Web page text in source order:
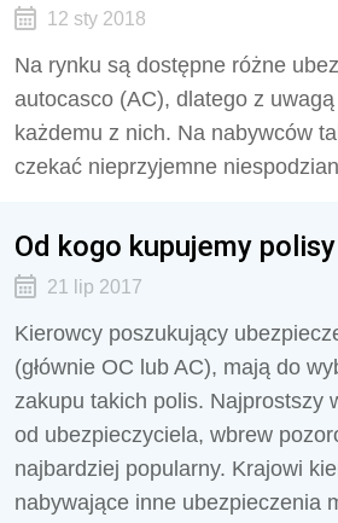
12 sty 2018
Na rynku są dostępne różne
autocasco (AC), dlatego z
każdemu z nich. Na nabywców
czekać nieprzyjemne
Od kogo kupujemy polisy
21 lip 2017
Kierowcy poszukujący
(głównie OC lub AC), mają do
zakupu takich polis. Najprostszy
od ubezpieczyciela, wbrew
najbardziej popularny. Krajowi
nabywające inne ubezpieczenia